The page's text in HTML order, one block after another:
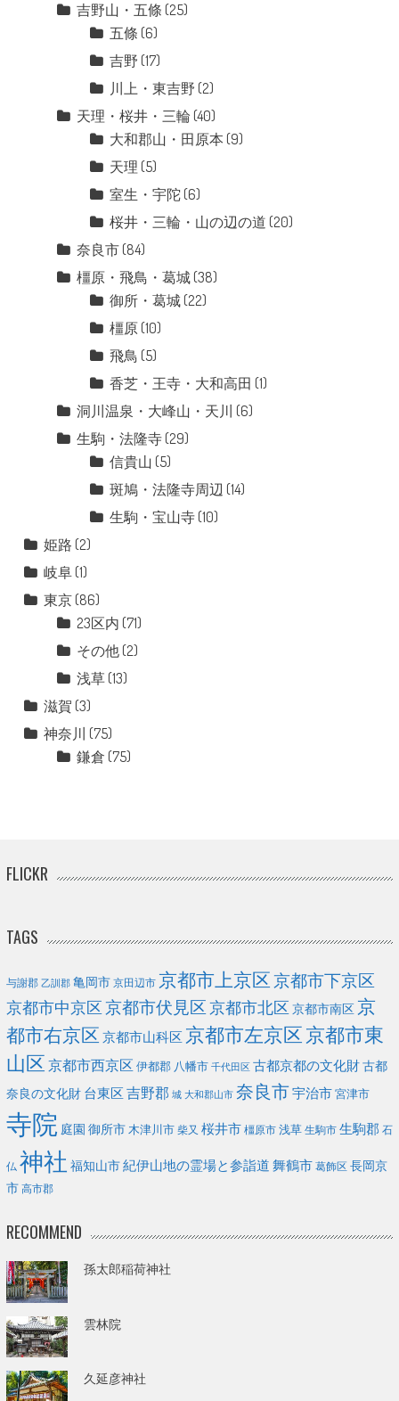
吉野山・五條 (25)
五條 (6)
吉野 (17)
川上・東吉野 (2)
天理・桜井・三輪 (40)
大和郡山・田原本 (9)
天理 (5)
室生・宇陀(6)
桜井・三輪・山の辺の道 (20)
奈良市(84)
橿原・飛鳥・葛城(38)
御所・葛城(22)
橿原(10)
飛鳥 (5)
香芝・王寺・大和高田 (1)
洞川温泉・大峰山・天川 (6)
生駒・法隆寺(29)
信貴山 (5)
斑鳩・法隆寺周辺 (14)
生駒・宝山寺(10)
姫路 (2)
岐阜(1)
東京(86)
23区内 (71)
その他(2)
浅草(13)
滋賀 (3)
神奈川 (75)
鎌倉 (75)
FLICKR
TAGS
与謝郡 乙訓郡 亀岡市 京田辺市 京都市上京区京都市下京区
京都市中京区京都市伏見区京都市北区 京都市南区 京
都市右京区 京都市山科区 京都市左京区京都市東
山区京都市西京区 伊都郡 八幡市 千代田区 古都京都の文化財古都
奈良の文化財 台東区 吉野郡 城 大和郡山市 奈良市宇治市 宮津市
寺院 庭園 御所市 木津川市 柴又 桜井市 橿原市 浅草 生駒市 生駒郡 石
仏 神社 福知山市紀伊山地の霊場と参詣道 舞鶴市 葛飾区 長岡京
市 高市郡
RECOMMEND
孫太郎稲荷神社
雲林院
久延彦神社